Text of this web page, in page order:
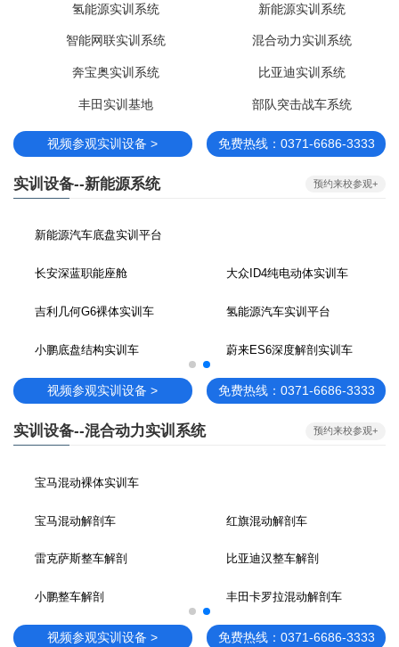
氢能源实训系统 新能源实训系统
智能网联实训系统 混合动力实训系统
奔宝奥实训系统 比亚迪实训系统
丰田实训基地 部队突击战车系统
视频参观实训设备 > 免费热线：0371-6686-3333
实训设备--新能源系统 预约来校参观+
新能源汽车底盘实训平台
长安深蓝职能座舱 大众ID4纯电动体实训车
吉利几何G6裸体实训车 氢能源汽车实训平台
小鹏底盘结构实训车 蔚来ES6深度解剖实训车
视频参观实训设备 > 免费热线：0371-6686-3333
实训设备--混合动力实训系统 预约来校参观+
宝马混动裸体实训车
宝马混动解剖车 红旗混动解剖车
雷克萨斯整车解剖 比亚迪汉整车解剖
小鹏整车解剖 丰田卡罗拉混动解剖车
视频参观实训设备 > 免费热线：0371-6686-3333